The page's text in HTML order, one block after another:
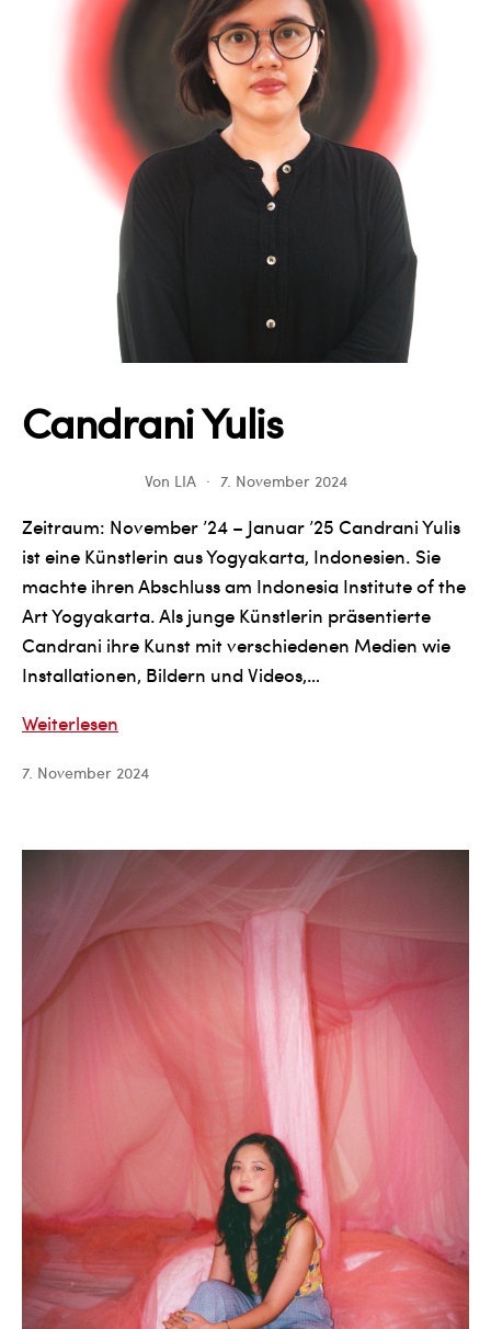
Candrani Yulis
Von LIA 7. November 2024
Zeitraum: November ’24 – Januar ’25 Candrani Yulis
ist eine Künstlerin aus Yogyakarta, Indonesien. Sie
machte ihren Abschluss am Indonesia Institute of the
Art Yogyakarta. Als junge Künstlerin präsentierte
Candrani ihre Kunst mit verschiedenen Medien wie
Installationen, Bildern und Videos,…
Weiterlesen
7. November 2024